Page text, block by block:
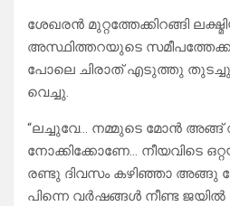
ശേഖരൻ മുറ്റത്തേക്കിറങ്ങി
അസ്ഥിത്തറയുടെ
പോലെ ചിരാത് എടുത്തു തുടച്ചു
വെച്ചു.
“ലച്ചുവേ… നമ്മുടെ മോൻ
നോക്കിക്കോണേ… നീയവിടെ
രണ്ടു ദിവസം കഴിഞ്ഞാ അങ്ങു
പിന്നെ വർഷങ്ങൾ നീണ്ട ജയിൽ